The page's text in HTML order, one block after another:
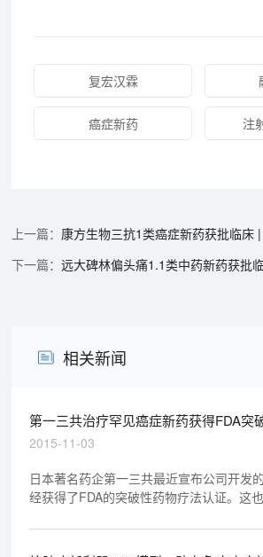
复宏汉霖
癌症新药 注
康方生物三抗1类癌症新药获批临床
远大碑林偏头痛1.1类中药新药获批
相关新闻
第一三共治疗罕见癌症新药获得FDA突
2015-11-03
日本著名药企第一三共最近宣布公司开发
经获得了FDA的突破性药物疗法认证。这